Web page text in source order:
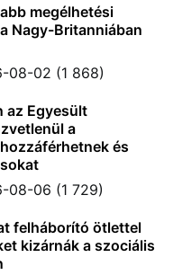
megélhetési
Nagy-Britanniában
08-02 (1 868)
az Egyesült
a
és
08-06 (1 729)
felháborító ötlettel
kizárnák a szociális